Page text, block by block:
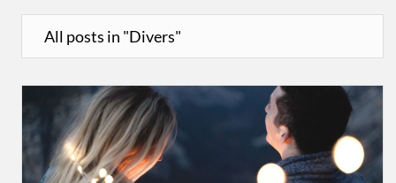
All posts in "Divers"